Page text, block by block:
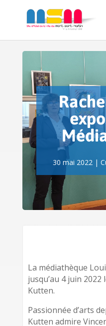
30 mai 2022 |
La médiathèque
jusqu’au 4 juin
Kutten.
Passionnée d’arts
Kutten admire